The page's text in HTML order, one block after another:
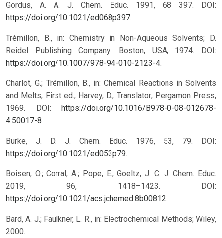
Gordus, A. A. J. Chem. Educ. 1991, 68 397. DOI:
https://doi.org/10.1021/ed068p397.
Trémillon, B., in: Chemistry in Non-Aqueous Solvents; D.
Reidel Publishing Company: Boston, USA, 1974. DOI:
https://doi.org/10.1007/978-94-010-2123-4.
Charlot, G.; Trémillon, B., in: Chemical Reactions in Solvents
and Melts, First ed.; Harvey, D., Translator; Pergamon Press,
1969. DOI: https://doi.org/10.1016/B978-0-08-012678-
4.50017-8
Burke, J. D. J. Chem. Educ. 1976, 53, 79. DOI:
https://doi.org/10.1021/ed053p79.
Boisen, O.; Corral, A.; Pope, E.; Goeltz, J. C. J. Chem. Educ.
2019, 96, 1418–1423. DOI:
https://doi.org/10.1021/acs.jchemed.8b00812.
Bard, A. J.; Faulkner, L. R., in: Electrochemical Methods; Wiley,
2000.